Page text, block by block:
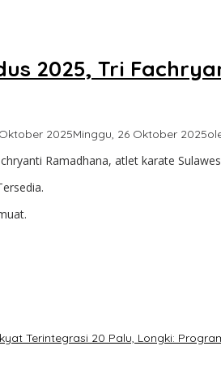
2025, Tri
2025Minggu, 26 Oktober 2025
Ramadhana, atlet karate
Terintegrasi 20 Palu, Longki: